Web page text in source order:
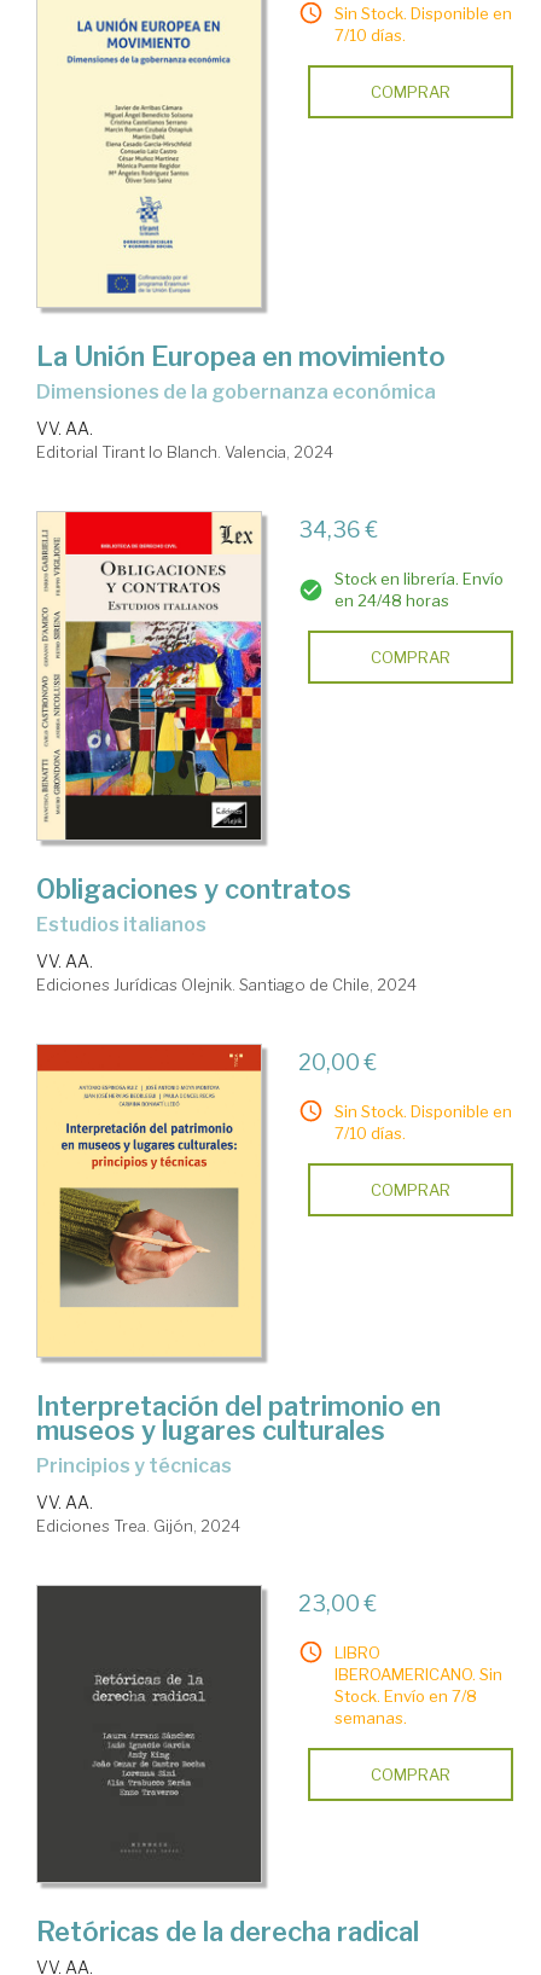
Sin Stock. Disponible en
7/10 días.
COMPRAR
La Unión Europea en movimiento
dimensiones de la gobernanza económica
VV. AA.
Editorial Tirant lo Blanch. Valencia, 2024
34,36 €
Stock en librería. Envío
en 24/48 horas
COMPRAR
Obligaciones y contratos
Estudios italianos
VV. AA.
Ediciones Jurídicas Olejnik. Santiago de Chile, 2024
20,00 €
Sin Stock. Disponible en
7/10 días.
COMPRAR
Interpretación del patrimonio en
museos y lugares culturales
principios y técnicas
VV. AA.
Ediciones Trea. Gijón, 2024
23,00 €
LIBRO
IBEROAMERICANO. Sin
Stock. Envío en 7/8
semanas.
COMPRAR
Retóricas de la derecha radical
VV. AA.